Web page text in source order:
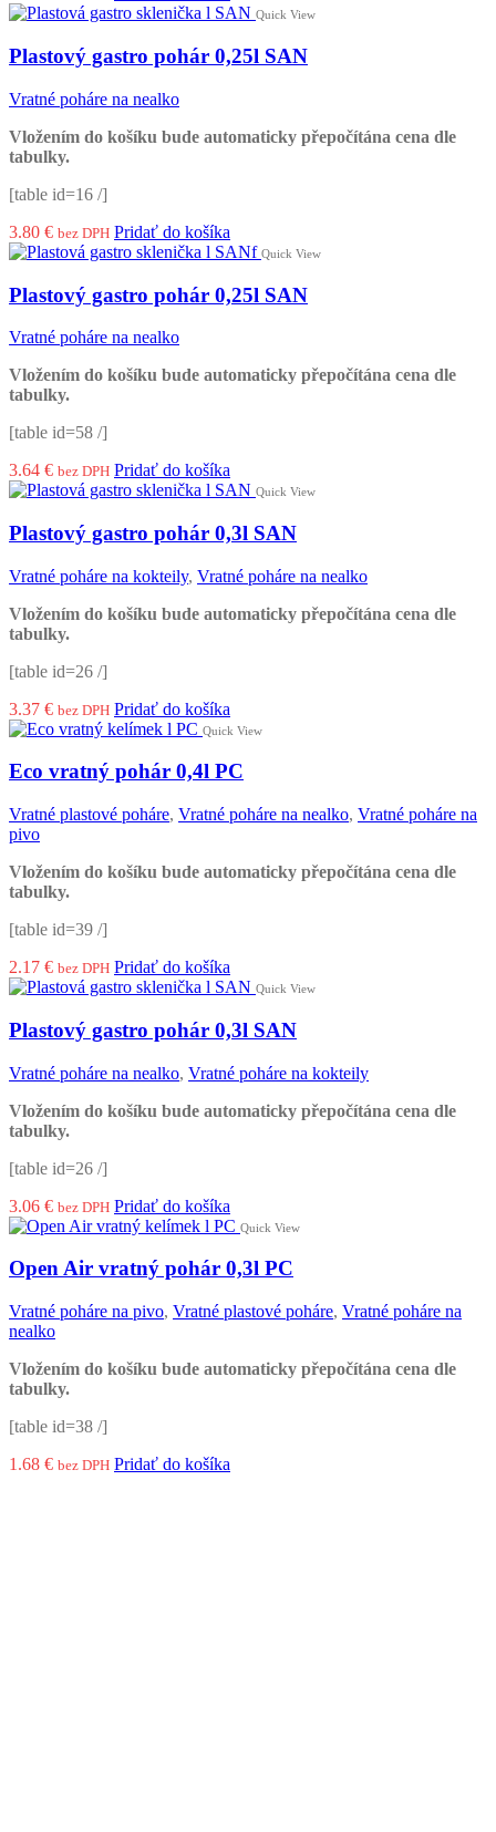
Quick View
Plastový gastro pohár 0,25l SAN
Vratné poháre na nealko
Vložením do košíku bude automaticky přepočítána cena dle
tabulky.
[table id=16 /]
3.80 € bez DPH Pridať do košíka
Quick View
Plastový gastro pohár 0,25l SAN
Vratné poháre na nealko
Vložením do košíku bude automaticky přepočítána cena dle
tabulky.
[table id=58 /]
3.64 € bez DPH Pridať do košíka
Quick View
Plastový gastro pohár 0,3l SAN
Vratné poháre na kokteily, Vratné poháre na nealko
Vložením do košíku bude automaticky přepočítána cena dle
tabulky.
[table id=26 /]
3.37 € bez DPH Pridať do košíka
Quick View
Eco vratný pohár 0,4l PC
Vratné plastové poháre, Vratné poháre na nealko, Vratné poháre na
pivo
Vložením do košíku bude automaticky přepočítána cena dle
tabulky.
[table id=39 /]
2.17 € bez DPH Pridať do košíka
Quick View
Plastový gastro pohár 0,3l SAN
Vratné poháre na nealko, Vratné poháre na kokteily
Vložením do košíku bude automaticky přepočítána cena dle
tabulky.
[table id=26 /]
3.06 € bez DPH Pridať do košíka
Quick View
Open Air vratný pohár 0,3l PC
Vratné poháre na pivo, Vratné plastové poháre, Vratné poháre na
nealko
Vložením do košíku bude automaticky přepočítána cena dle
tabulky.
[table id=38 /]
1.68 € bez DPH Pridať do košíka